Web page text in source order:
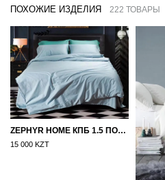
ПОХОЖИЕ ИЗДЕЛИЯ 222 ТОВАРЫ
ZEPHYR HOME КПБ 1.5 ПОЛУТОРКА ЕГИПЕТСКИЙ ХЛОПОК ОДНОТОННЫЙ ГОЛУБОЙ
15 000 KZT